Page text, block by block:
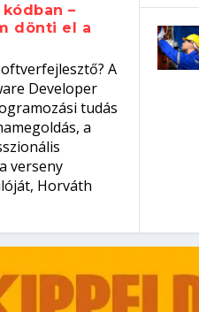
ezeket a
Kvíz
felvételi? Tanulj
kódban –
| Mi leszek?
kapcsolódj ki
–
dönti el a
A
Developer
tudás
a
verseny
Horváth